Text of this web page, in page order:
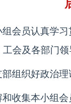
会员认真学
会及各部门领
组织好政治
收集本小组